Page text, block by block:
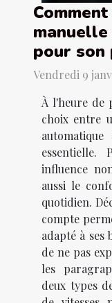
pour son
Vendredi 9
À l'heure de
choix entre
essentielle.
influence
aussi le
quotidien.
compte
adapté à ses
de ne pas
les
deux types